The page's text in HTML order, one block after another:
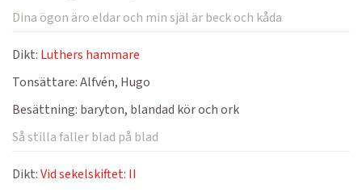
Dina ögon äro eldar och min själ är beck och kåda
Dikt: Luthers hammare
Tonsättare:Alfvén, Hugo
Besättning: baryton, blandad kör och ork
Så stilla faller blad på blad
Dikt:Vid sekelskiftet: II